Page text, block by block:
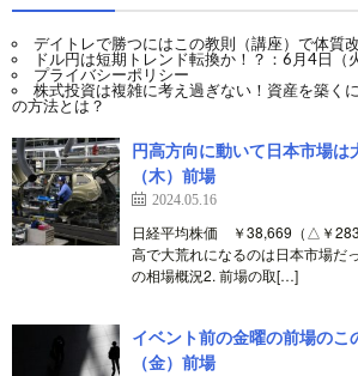
デイトレで勝つにはこの教則（講座）で体質
ドル円は短期トレンド転換か！？：6月4日（
プライバシーポリシー
株式投資は複雑に考え過ぎない！資産を築く
の方法とは？
円高方向に動いて日本市場は
（木）前場
2024.05.16
日経平均株価 ￥38,669（△￥
高で大荒れになるのは日本市場だ
の相場概況2. 前場の取[…]
イベント前の金曜の前場のこ
（金）前場